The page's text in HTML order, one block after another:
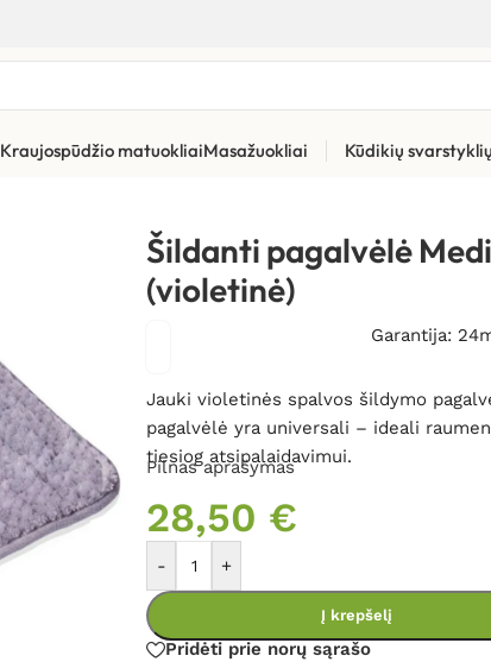
Kraujospūdžio matuokliaiMasažuokliai Kūdikių
Šildanti pagalvėlė Medisana HP 518 (violetinė)
Šildanti pagalvėlė
(violetinė)
Garantija:
Jauki violetinės spalvos šildymo
pagalvėlė yra universali – ideali
tiesiog atsipalaidavimui.
Pilnas aprašymas
28,50 €
- +
Į krepšelį
Pridėti prie norų sąrašo